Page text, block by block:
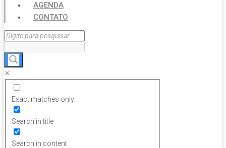
AGENDA
CONTATO
Exact matches only
Search in title
Search in content